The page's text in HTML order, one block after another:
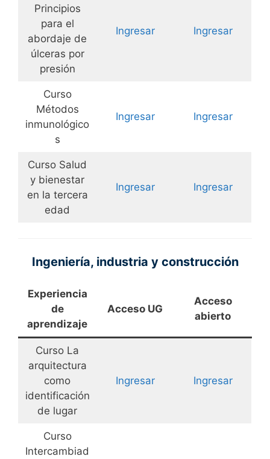
Principios
para el
abordaje de
úlceras por
presión
Ingresar Ingresar
Curso
Métodos
inmunológico
s
Ingresar Ingresar
Curso Salud
y bienestar
en la tercera
edad
Ingresar Ingresar
Ingeniería, industria y construcción
Experiencia
de
aprendizaje
Acceso UG
Acceso
abierto
Curso La
arquitectura
como
identificación
de lugar
Ingresar Ingresar
Curso
Intercambiad